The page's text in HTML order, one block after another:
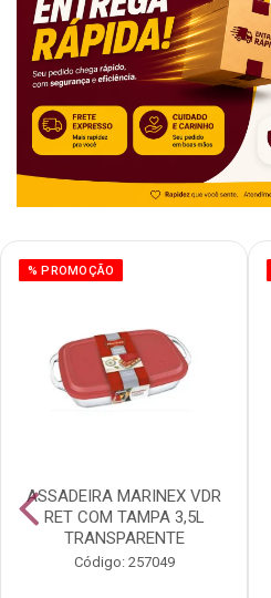
% PROMOÇÃO
ASSADEIRA MARINEX VDR
RET COM TAMPA 3,5L
TRANSPARENTE
Código: 257049